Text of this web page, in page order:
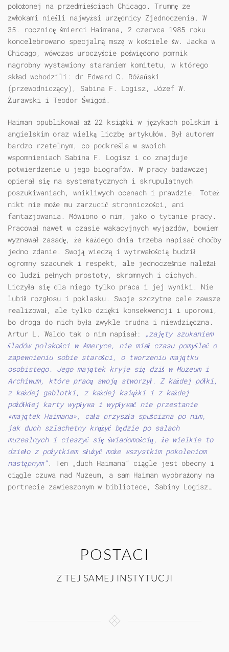
położonej na przedmieściach Chicago. Trumnę ze
zwłokami nieśli najwyżsi urzędnicy Zjednoczenia. W
35. rocznicę śmierci Haimana, 2 czerwca 1985 roku
koncelebrowano specjalną mszę w kościele św. Jacka w
Chicago, wówczas uroczyście poświęcono pomnik
nagrobny wystawiony staraniem komitetu, w którego
skład wchodzili: dr Edward C. Różański
(przewodniczący), Sabina F. Logisz, Józef W.
Żurawski i Teodor Świgoń.
Haiman opublikował aż 22 książki w językach polskim i
angielskim oraz wielką liczbę artykułów. Był autorem
bardzo rzetelnym, co podkreśla w swoich
wspomnieniach Sabina F. Logisz i co znajduje
potwierdzenie u jego biografów. W pracy badawczej
opierał się na systematycznych i skrupulatnych
poszukiwaniach, wnikliwych ocenach i prawdzie. Toteż
nikt nie może mu zarzucić stronniczości, ani
fantazjowania. Mówiono o nim, jako o tytanie pracy.
Pracował nawet w czasie wakacyjnych wyjazdów, bowiem
wyznawał zasadę, że każdego dnia trzeba napisać choćby
jedno zdanie. Swoją wiedzą i wytrwałością budził
ogromny szacunek i respekt, ale jednocześnie należał
do ludzi pełnych prostoty, skromnych i cichych.
Liczyła się dla niego tylko praca i jej wyniki. Nie
lubił rozgłosu i poklasku. Swoje szczytne cele zawsze
realizował, ale tylko dzięki konsekwencji i uporowi,
bo droga do nich była zwykle trudna i niewdzięczna.
Artur L. Waldo tak o nim napisał:
„zajęty szukaniem
śladów polskości w Ameryce, nie miał czasu pomyśleć o
zapewnieniu sobie starości, o tworzeniu majątku
osobistego. Jego majątek kryje się dziś w Muzeum i
Archiwum, które pracą swoją stworzył. Z każdej półki,
z każdej gablotki, z każdej książki i z każdej
pożółkłej karty wypływa i wypływać nie przestanie
«majątek Haimana», cała przyszła spuścizna po nim,
jak duch szlachetny krążyć będzie po salach
muzealnych i cieszyć się świadomością, że wielkie to
dzieło z pożytkiem służyć może wszystkim pokoleniom
następnym”. Ten „duch Haimana” ciągle jest obecny i
ciągle czuwa nad Muzeum, a sam Haiman wyobrażony na
portrecie zawieszonym w bibliotece, Sabiny Logisz…
POSTACI
Z TEJ SAMEJ INSTYTUCJI